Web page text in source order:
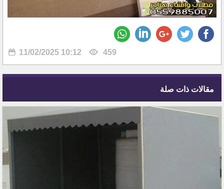
11/02/2025 10:12 459
مقالات ذات صلة